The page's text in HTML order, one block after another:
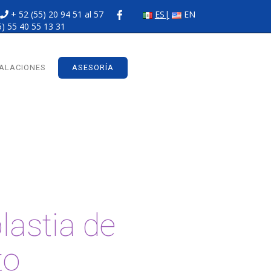
+ 52 (55) 20 94 51 al 57
55 40 55 13 31
ES EN
ASESORÍA
de